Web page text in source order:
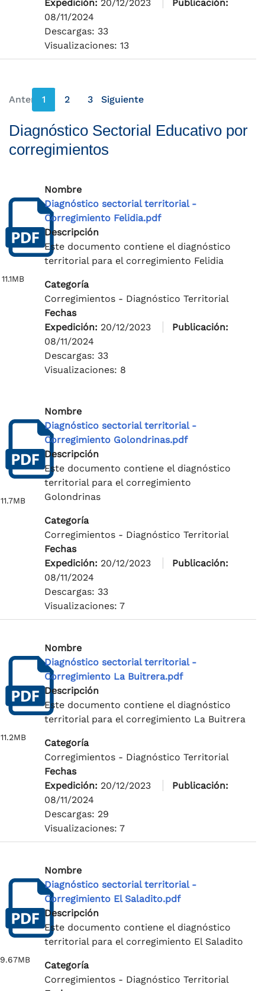
Expedición: 20/12/2023
Publicación:
08/11/2024
Descargas: 33
Visualizaciones: 13
Anterior
página anterior
1 2 3 Siguiente
página siguiente
Diagnóstico Sectorial Educativo por
corregimientos
11.1MB
Nombre
Diagnóstico sectorial territorial -
Corregimiento Felidia.pdf
Descripción
Este documento contiene el diagnóstico
territorial para el corregimiento Felidia
Categoría
Corregimientos - Diagnóstico Territorial
Fechas
Expedición: 20/12/2023
Publicación:
08/11/2024
Descargas: 33
Visualizaciones: 8
11.7MB
Nombre
Diagnóstico sectorial territorial -
Corregimiento Golondrinas.pdf
Descripción
Este documento contiene el diagnóstico
territorial para el corregimiento
Golondrinas
Categoría
Corregimientos - Diagnóstico Territorial
Fechas
Expedición: 20/12/2023
Publicación:
08/11/2024
Descargas: 33
Visualizaciones: 7
11.2MB
Nombre
Diagnóstico sectorial territorial -
Corregimiento La Buitrera.pdf
Descripción
Este documento contiene el diagnóstico
territorial para el corregimiento La Buitrera
Categoría
Corregimientos - Diagnóstico Territorial
Fechas
Expedición: 20/12/2023
Publicación:
08/11/2024
Descargas: 29
Visualizaciones: 7
9.67MB
Nombre
Diagnóstico sectorial territorial -
Corregimiento El Saladito.pdf
Descripción
Este documento contiene el diagnóstico
territorial para el corregimiento El Saladito
Categoría
Corregimientos - Diagnóstico Territorial